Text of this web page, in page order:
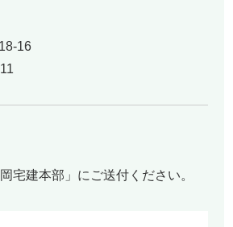
16
宅建本部」にご送付ください。